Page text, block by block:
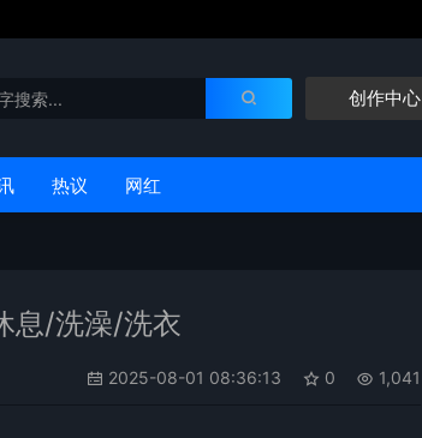
创作中心
热议 网红
息/洗澡/洗衣
2025-08-01 08:36:13 0 1,041